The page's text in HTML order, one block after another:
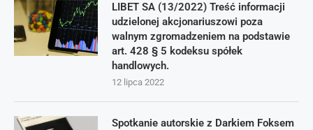
LIBET SA (13/2022) Treść informacji
udzielonej akcjonariuszowi poza
walnym zgromadzeniem na podstawie
art. 428 § 5 kodeksu spółek
handlowych.
12 lipca 2022
Spotkanie autorskie z Darkiem Foksem